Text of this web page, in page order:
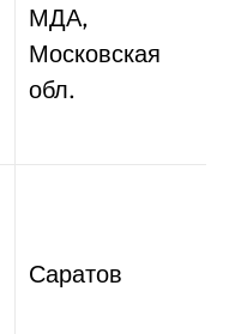
МДА,
Московская
обл.
Саратов